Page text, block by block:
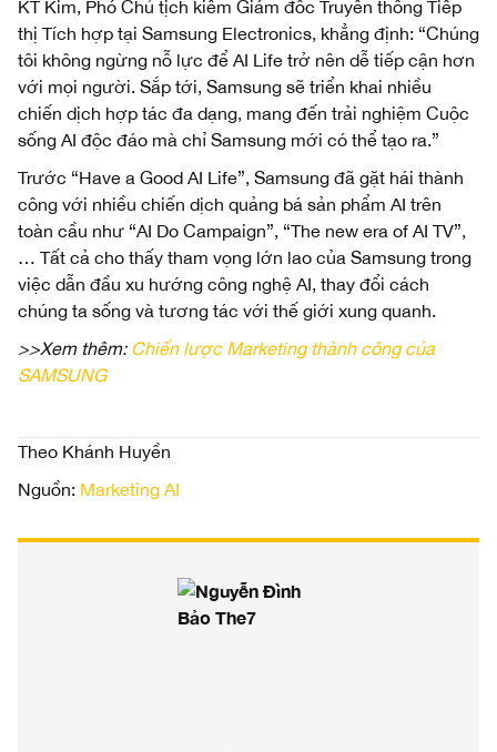
KT Kim, Phó Chủ tịch kiêm Giám đốc Truyền thông Tiếp
thị Tích hợp tại Samsung Electronics, khẳng định: “Chúng
tôi không ngừng nỗ lực để AI Life trở nên dễ tiếp cận hơn
với mọi người. Sắp tới, Samsung sẽ triển khai nhiều
chiến dịch hợp tác đa dạng, mang đến trải nghiệm Cuộc
sống AI độc đáo mà chỉ Samsung mới có thể tạo ra.”
Trước “Have a Good AI Life”, Samsung đã gặt hái thành
công với nhiều chiến dịch quảng bá sản phẩm AI trên
toàn cầu như “AI Do Campaign”, “The new era of AI TV”,
… Tất cả cho thấy tham vọng lớn lao của Samsung trong
việc dẫn đầu xu hướng công nghệ AI, thay đổi cách
chúng ta sống và tương tác với thế giới xung quanh.
>>Xem thêm: Chiến lược Marketing thành công của
SAMSUNG
Theo Khánh Huyền
Nguồn: Marketing AI